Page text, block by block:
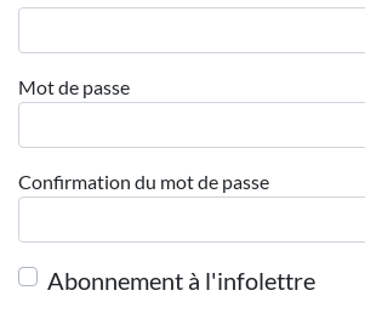
Mot de passe
Confirmation du mot de passe
Abonnement à l'infolettre